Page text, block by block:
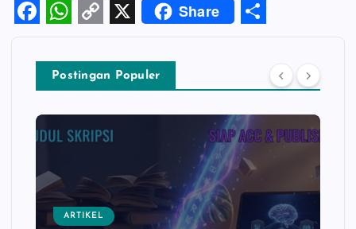
h
a
t
s
A
p
p
o
p
y
L
n
k
Share
a
r
e
Postingan Populer
ARTIKEL